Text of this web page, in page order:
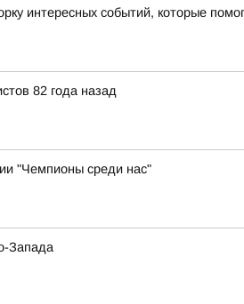
интересных событий, которые
82 года назад
"Чемпионы среди нас"
Запада